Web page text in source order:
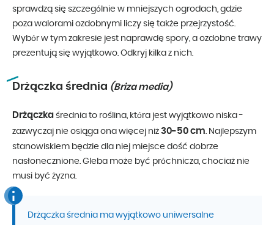
sprawdzą się szczególnie w mniejszych ogrodach, gdzie
poza walorami ozdobnymi liczy się także przejrzystość.
Wybór w tym zakresie jest naprawdę spory, a ozdobne trawy
prezentują się wyjątkowo. Odkryj kilka z nich.
Drżączka średnia (Briza media)
Drżączka średnia to roślina, która jest wyjątkowo niska -
zazwyczaj nie osiąga ona więcej niż 30-50 cm. Najlepszym
stanowiskiem będzie dla niej miejsce dość dobrze
nasłonecznione. Gleba może być próchnicza, chociaż nie
musi być żyzna.
Drżączka średnia ma wyjątkowo uniwersalne